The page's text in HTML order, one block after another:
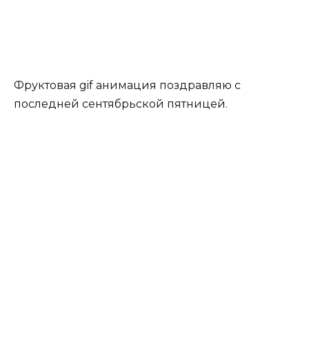
Фруктовая gif анимация поздравляю с
последней сентябрьской пятницей.